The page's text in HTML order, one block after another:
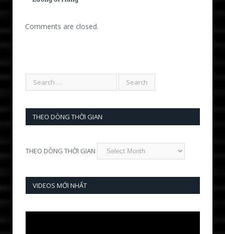
Comments are closed.
THEO DÒNG THỜI GIAN
THEO DÒNG THỜI GIAN
VIDEOS MỚI NHẤT